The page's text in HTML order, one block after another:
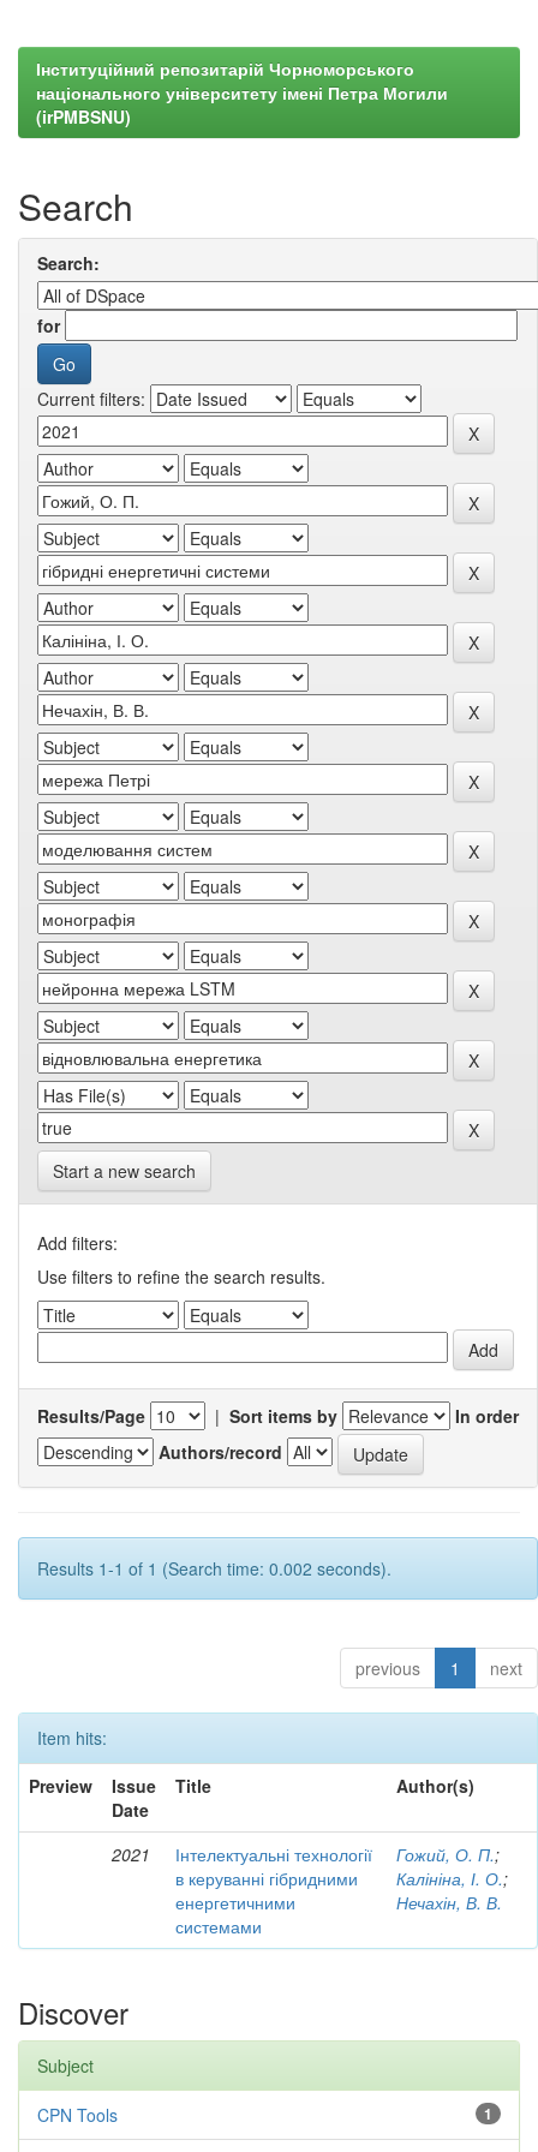
Інституційний репозитарій Чорноморського
національного університету імені Петра Могили
(irPMBSNU)
Search
Search:
for
Current filters:
Start a new search
Add filters:
Use filters to refine the search results.
Results/Page | Sort items by
In order
Authors/record
Results 1-1 of 1 (Search time: 0.002 seconds).
previous 1 next
Item hits:
Preview
Issue
Date
Title Author(s)
2021
Інтелектуальні технології
в керуванні гібридними
енергетичними
системами
Гожий, О. П.;
Калініна, І. О.;
Нечахін, В. В.
Discover
Subject
1
CPN Tools